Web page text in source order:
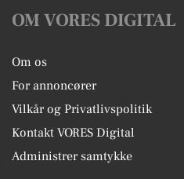
OM VORES DIGITAL
Om os
For annoncører
Vilkår og Privatlivspolitik
Kontakt VORES Digital
Administrer samtykke